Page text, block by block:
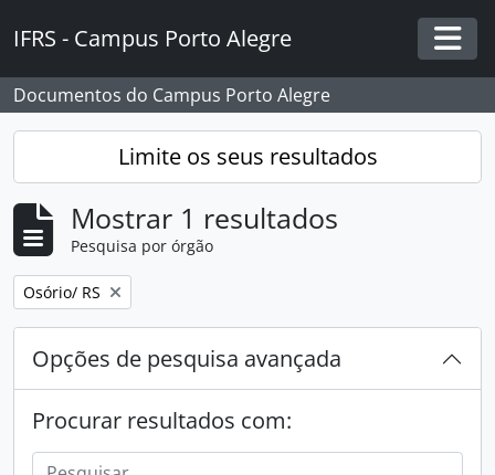
IFRS - Campus Porto Alegre
Documentos do Campus Porto Alegre
Limite os seus resultados
Mostrar 1 resultados
Pesquisa por órgão
Remover filtro:
Osório/ RS
Opções de pesquisa avançada
Procurar resultados com: